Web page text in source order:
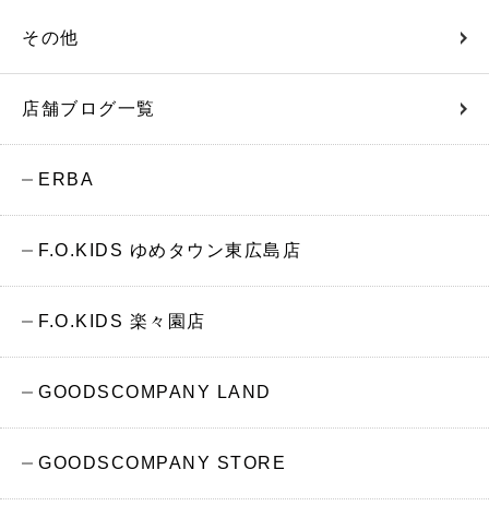
その他
店舗ブログ一覧
ERBA
F.O.KIDS ゆめタウン東広島店
F.O.KIDS 楽々園店
GOODSCOMPANY LAND
GOODSCOMPANY STORE